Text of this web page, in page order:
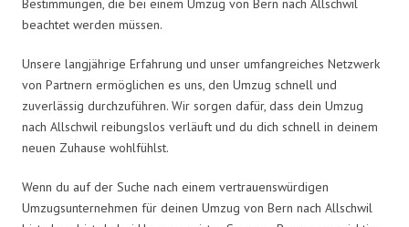
Bestimmungen, die bei einem Umzug von Bern nach Allschwil
beachtet werden müssen.
Unsere langjährige Erfahrung und unser umfangreiches Netzwerk
von Partnern ermöglichen es uns, den Umzug schnell und
zuverlässig durchzuführen. Wir sorgen dafür, dass dein Umzug
nach Allschwil reibungslos verläuft und du dich schnell in deinem
neuen Zuhause wohlfühlst.
Wenn du auf der Suche nach einem vertrauenswürdigen
Umzugsunternehmen für deinen Umzug von Bern nach Allschwil